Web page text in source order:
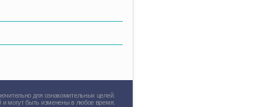
для ознакомительных целей.
и могут быть изменены в любое время.